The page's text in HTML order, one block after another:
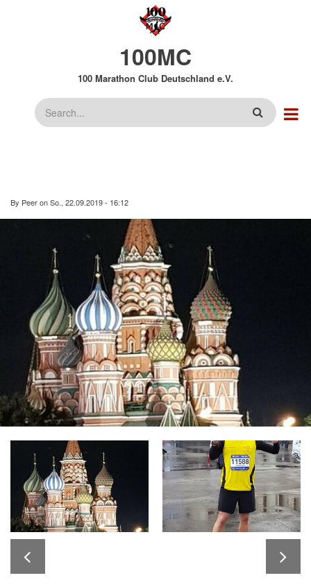
100MC
100 Marathon Club Deutschland e.V.
Suche
By PeeronSo., 22.09.2019 - 16:12